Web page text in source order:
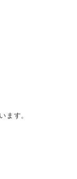
ます。